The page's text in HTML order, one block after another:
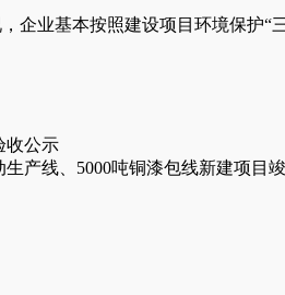
业基本按照建设项目环境保护“
收公示
产线、5000吨铜漆包线新建项目